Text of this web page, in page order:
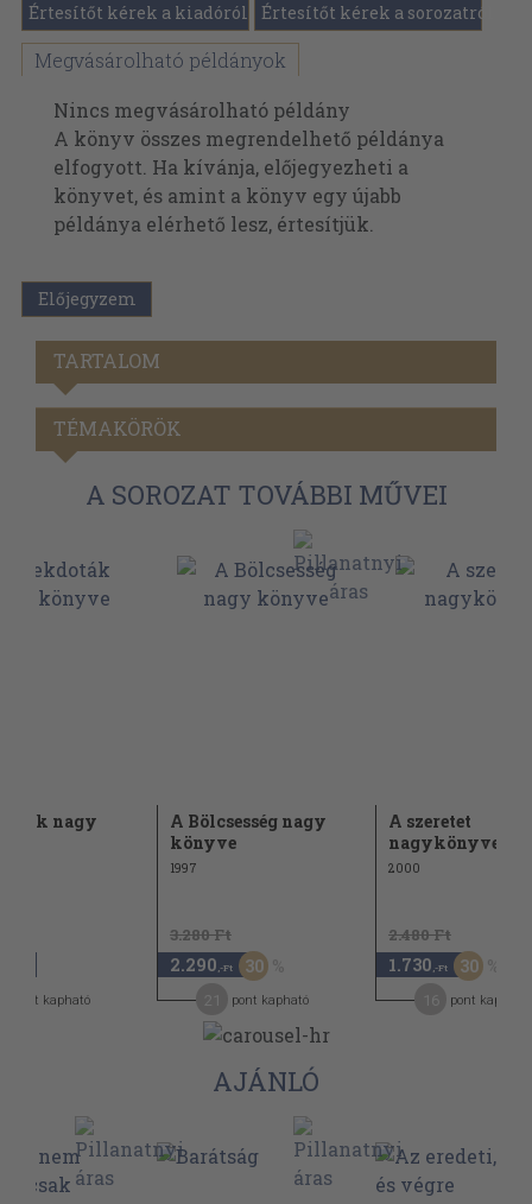
Értesítőt kérek a kiadóról Értesítőt kérek a sorozatról
Megvásárolható példányok
Nincs megvásárolható példány
A könyv összes megrendelhető példánya
elfogyott. Ha kívánja, előjegyezheti a
könyvet, és amint a könyv egy újabb
példánya elérhető lesz, értesítjük.
Előjegyzem
TARTALOM
TÉMAKÖRÖK
A SOROZAT TOVÁBBI MŰVEI
nagy
pont kapható
A Bölcsesség nagy
könyve
1997
3.280 Ft
2.290 ,-Ft 30
pont kapható
A szeretet
nagykönyve
2000
2.480 Ft
1.730 ,-Ft 30
pont kapható
AJÁNLÓ